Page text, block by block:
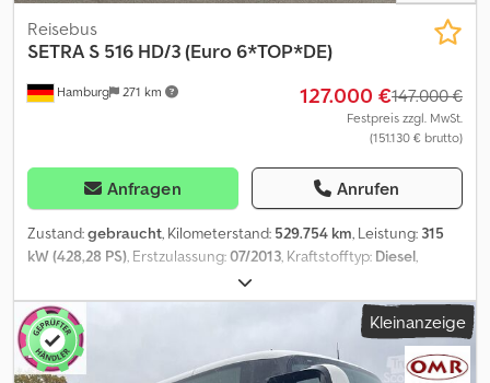
Hamburg 271 km
Reisebus
SETRA S 516 HD/3 (Euro 6*TOP*DE)
127.000 €147.000 €
Festpreis zzgl. MwSt.
(151.130 € brutto)
Anfragen Anrufen
Zustand:gebraucht, Kilometerstand: 529.754 km, Leistung: 315
kW (428,28 PS), Erstzulassung:07/2013, Kraftstofftyp: Diesel,
, Getriebetyp:
Prüfung (TÜV):09/2026, Emissionsklasse:Euro6, Farbe:Weiß,
Bremsen:
ABS,
Elektronisches Stabilitätsprogramm (ESP), Klimaanlage,
Navigationssystem, Standheizung, Toilette, Setra 516 HD/3 aus 1.
Kleinanzeige